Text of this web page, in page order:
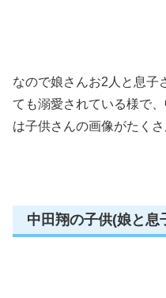
なので娘さんお2人と息子
ても溺愛されている様で
は子供さんの画像がたく
中田翔の子供(娘と息